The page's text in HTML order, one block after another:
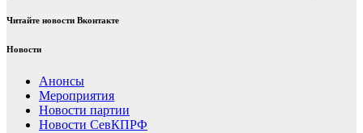
Читайте новости Вконтакте
Новости
Анонсы
Мероприятия
Новости партии
Новости СевКПРФ